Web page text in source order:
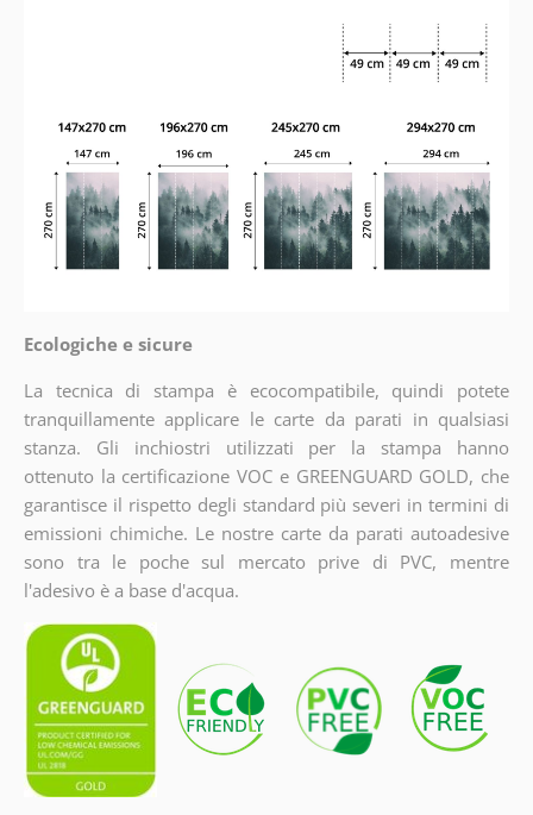
Ecologiche e sicure
La tecnica di stampa è ecocompatibile, quindi potete
tranquillamente applicare le carte da parati in qualsiasi
stanza. Gli inchiostri utilizzati per la stampa hanno
ottenuto la certificazione VOC e GREENGUARD GOLD, che
garantisce il rispetto degli standard più severi in termini di
emissioni chimiche. Le nostre carte da parati autoadesive
sono tra le poche sul mercato prive di PVC, mentre
l'adesivo è a base d'acqua.